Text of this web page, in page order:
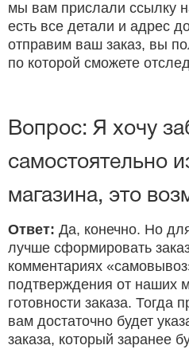
мы вам прислали ссылку
есть все детали и адрес
отправим ваш заказ, вы
по которой сможете
Вопрос: Я хочу
самостоятельно
магазина, это
Ответ: Да, конечно. Но
лучше сформировать
комментариях
подтверждения от наших
готовности заказа. Тогда
вам достаточно будет
заказа, который заранее